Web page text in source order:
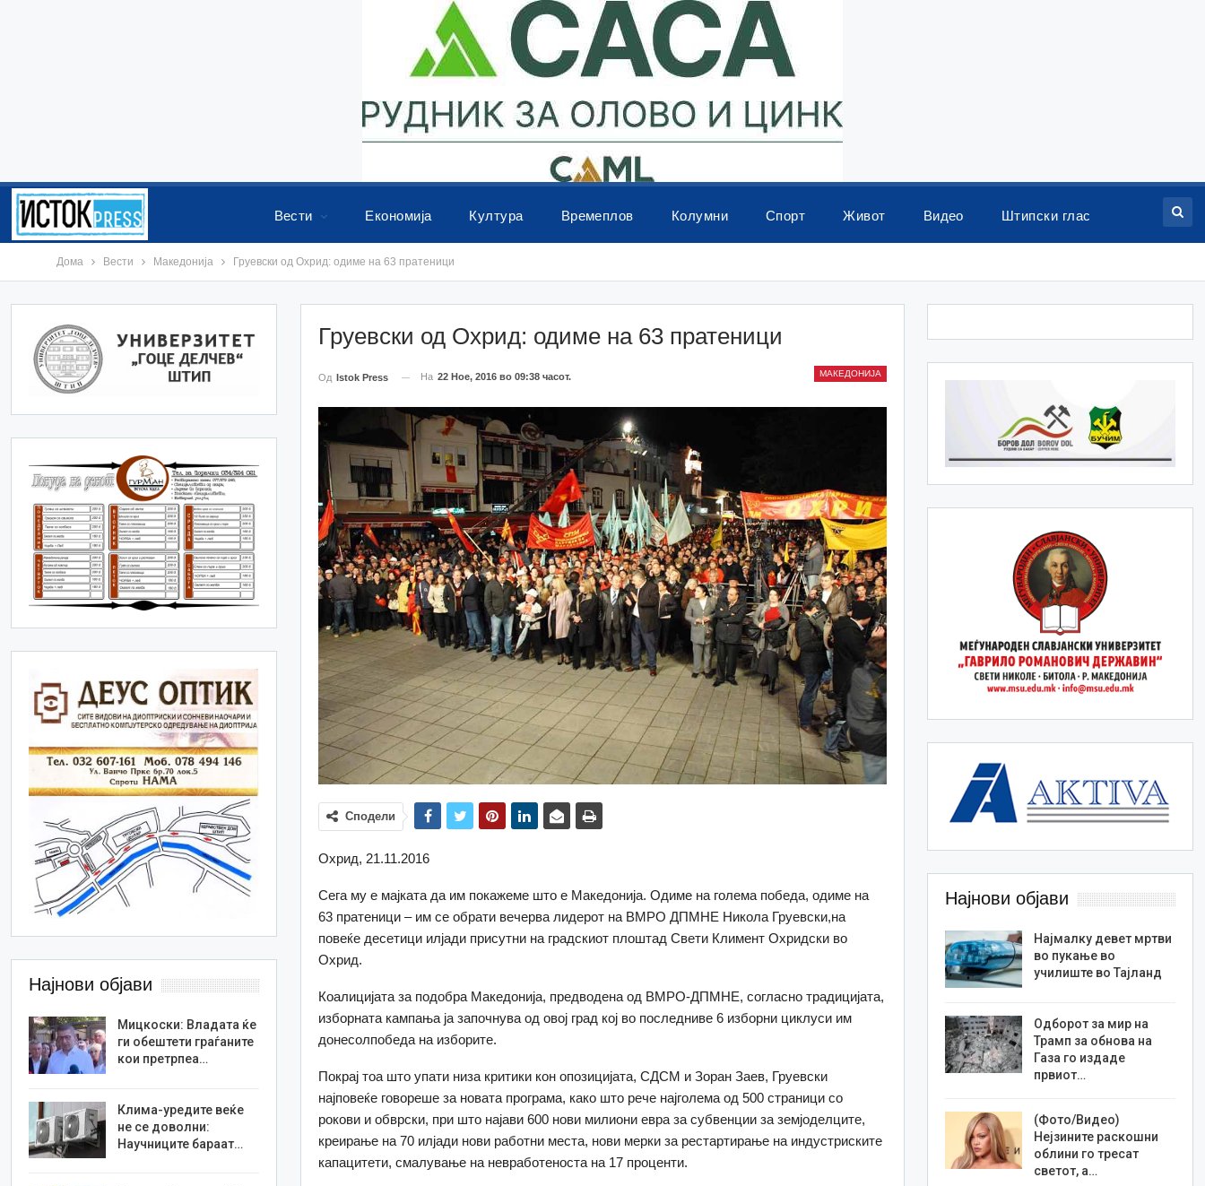
Вести Економија Култура Времеплов Колумни Спорт Живот Видео Штипски глас
Дома Вести Македонија Груевски од Охрид: одиме на 63 пратеници
Груевски од Охрид: одиме на 63 пратеници
МАКЕДОНИЈА
Од Istok Press На 22 Ное, 2016 во 09:38 часот.
Сподели
Охрид, 21.11.2016
Сега му е мајката да им покажеме што е Македонија. Одиме на голема победа, одиме на
63 пратеници – им се обрати вечерва лидерот на ВМРО ДПМНЕ Никола Груевски,на
повеќе десетици илјади присутни на градскиот плоштад Свети Климент Охридски во
Охрид.
Коалицијата за подобра Македонија, предводена од ВМРО-ДПМНЕ, согласно традицијата,
изборната кампања ја започнува од овој град кој во последниве 6 изборни циклуси им
донесолпобеда на изборите.
Покрај тоа што упати низа критики кон опозицијата, СДСМ и Зоран Заев, Груевски
најповеќе говореше за новата програма, како што рече најголема од 500 страници со
рокови и обврски, при што најави 600 нови милиони евра за субвенции за земјоделците,
креирање на 70 илјади нови работни места, нови мерки за рестартирање на индустриските
капацитети, смалување на невработеноста на 17 проценти.
Најнови објави
Најмалку девет мртви
во пукање во
училиште во Тајланд
Одборот за мир на
Трамп за обнова на
Газа го издаде
првиот…
(Фото/Видео)
Нејзините раскошни
облини го тресат
светот, а…
Најнови објави
Мицкоски: Владата ќе
ги обештети граѓаните
кои претрпеа…
Клима-уредите веќе
не се доволни:
Научниците бараат…